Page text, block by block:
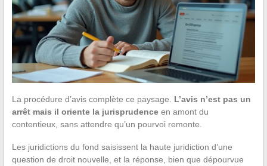
La procédure d’avis complète ce paysage. L’avis n’est pas un
arrêt mais il oriente la jurisprudenceen amont du
contentieux, sans attendre qu’un pourvoi remonte.
Les juridictions du fond saisissent la haute juridiction d’une
question de droit nouvelle, et la réponse, bien que dépourvue